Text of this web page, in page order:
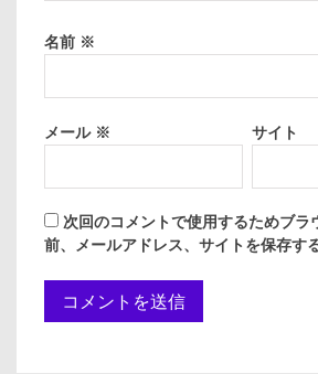
名前 ※
メール ※ サイト
次回のコメントで使用するためブラ
前、メールアドレス、サイトを保存する